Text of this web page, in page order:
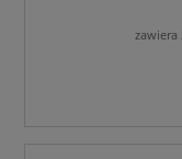
zawiera